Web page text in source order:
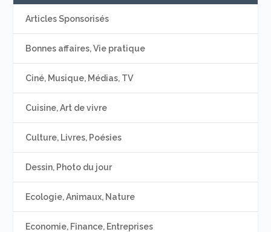
Articles Sponsorisés
Bonnes affaires, Vie pratique
Ciné, Musique, Médias, TV
Cuisine, Art de vivre
Culture, Livres, Poésies
Dessin, Photo du jour
Ecologie, Animaux, Nature
Economie, Finance, Entreprises